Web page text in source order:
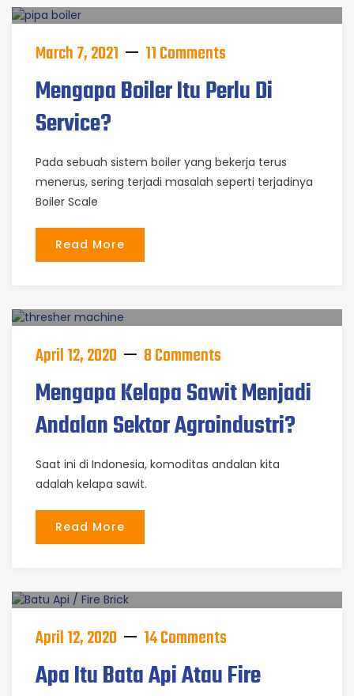
March 7, 2021 11 Comments
Mengapa Boiler Itu Perlu Di
Service?
Pada sebuah sistem boiler yang bekerja terus
menerus, sering terjadi masalah seperti terjadinya
Boiler Scale
Read More
April 12, 2020 8 Comments
Mengapa Kelapa Sawit Menjadi
Andalan Sektor Agroindustri?
Saat ini di Indonesia, komoditas andalan kita
adalah kelapa sawit.
Read More
April 12, 2020 14 Comments
Apa Itu Bata Api Atau Fire